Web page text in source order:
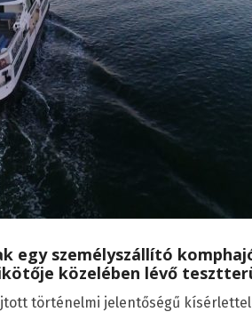
egy személyszállító
közelében lévő
történelmi jelentőségű kísérlettel